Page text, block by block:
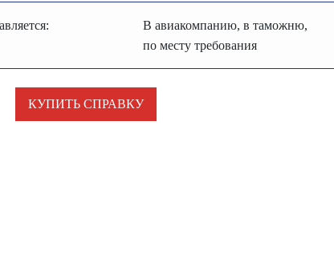
В авиакомпанию, в таможню,
по месту требования
КУПИТЬ СПРАВКУ